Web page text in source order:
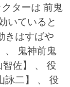
ターは 前鬼
いていると
きはすばや
、 鬼神前鬼
智佐】 、 役
詠二】 、 役